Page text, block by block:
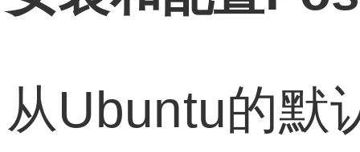
从Ubuntu的默